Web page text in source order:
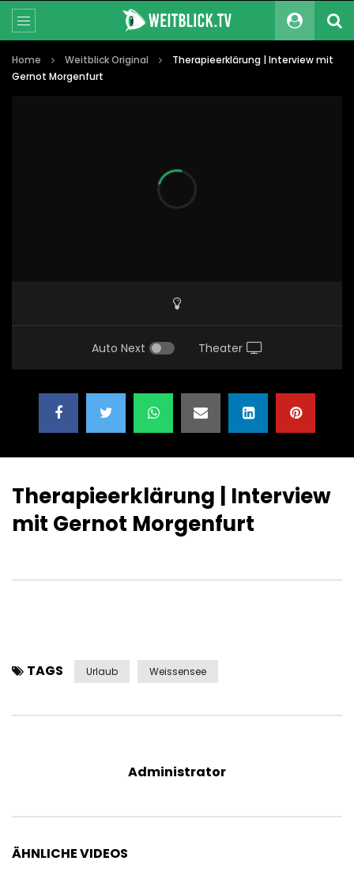
Home Weitblick Original
Therapieerklärung | Interview mit
Gernot Morgenfurt
Auto Next Theater
Therapieerklärung | Interview
mit Gernot Morgenfurt
TAGS Urlaub Weissensee
Administrator
ÄHNLICHE VIDEOS